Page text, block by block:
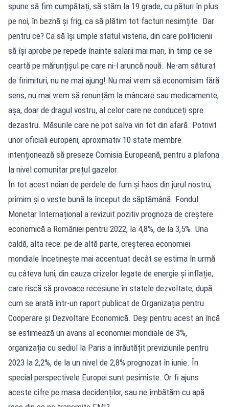
spune să fim cumpătați, să stăm la 19 grade, cu pături în plus
pe noi, în beznă și frig, ca să plătim tot facturi nesimțite. Dar
pentru ce? Ca să își umple statul visteria, din care politicienii
să își aprobe pe repede înainte salarii mai mari, în timp ce se
ceartă pe mărunțișul pe care ni-l aruncă nouă. Ne-am săturat
de firimituri, nu ne mai ajung! Nu mai vrem să economisim fără
sens, nu mai vrem să renunțăm la mâncare sau medicamente,
așa, doar de dragul vostru, al celor care ne conduceți spre
dezastru. Măsurile care ne pot salva vin tot din afară. Potrivit
unor oficiali europeni, aproximativ 10 state membre
intenționează să preseze Comisia Europeană, pentru a plafona
la nivel comunitar prețul gazelor.
În tot acest noian de perdele de fum și haos din jurul nostru,
primim și o veste bună la început de săptămână. Fondul
Monetar Internațional a revizuit pozitiv prognoza de creștere
economică a României pentru 2022, la 4,8%, de la 3,5%. Una
caldă, alta rece: pe de altă parte, creșterea economiei
mondiale încetinește mai accentuat decât se estima în urmă
cu câteva luni, din cauza crizelor legate de energie și inflație,
care riscă să provoace recesiune în statele dezvoltate, după
cum se arată într-un raport publicat de Organizația pentru
Cooperare și Dezvoltare Economică. Deși pentru acest an încă
se estimează un avans al economiei mondiale de 3%,
organizația cu sediul la Paris a înrăutățit previziunile pentru
2023 la 2,2%, de la un nivel de 2,8% prognozat în iunie. În
special perspectivele Europei sunt pesimiste. Or fi ajuns
aceste cifre pe masa decidenților, sau ne îmbătăm cu apă